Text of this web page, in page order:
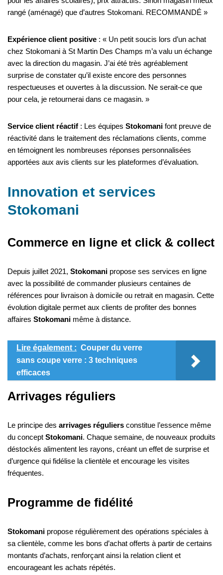
rangé (aménagé) que d’autres Stokomani. RECOMMANDÉ »
Expérience client positive : « Un petit soucis lors d’un achat
chez Stokomani à St Martin Des Champs m’a valu un échange
avec la direction du magasin. J’ai été très agréablement
surprise de constater qu’il existe encore des personnes
respectueuses et ouvertes à la discussion. Ne serait-ce que
pour cela, je retournerai dans ce magasin. »
Service client réactif : Les équipes Stokomani font preuve de
réactivité dans le traitement des réclamations clients, comme
en témoignent les nombreuses réponses personnalisées
apportées aux avis clients sur les plateformes d’évaluation.
Innovation et services
Stokomani
Commerce en ligne et click & collect
Depuis juillet 2021, Stokomani propose ses services en ligne
avec la possibilité de commander plusieurs centaines de
références pour livraison à domicile ou retrait en magasin. Cette
évolution digitale permet aux clients de profiter des bonnes
affaires Stokomani même à distance.
Lire également : Couper du verre
sans coupe verre : 3 techniques
efficaces
Arrivages réguliers
Le principe des arrivages réguliers constitue l’essence même
du concept Stokomani. Chaque semaine, de nouveaux produits
déstockés alimentent les rayons, créant un effet de surprise et
d’urgence qui fidélise la clientèle et encourage les visites
fréquentes.
Programme de fidélité
Stokomani propose régulièrement des opérations spéciales à
sa clientèle, comme les bons d’achat offerts à partir de certains
montants d’achats, renforçant ainsi la relation client et
encourageant les achats répétés.